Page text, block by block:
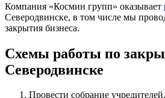
Компания «Космин групп» оказывает
Северодвинске, в том числе мы
закрытия бизнеса.
Схемы работы по
Северодвинске
Провести собрание учредителей.